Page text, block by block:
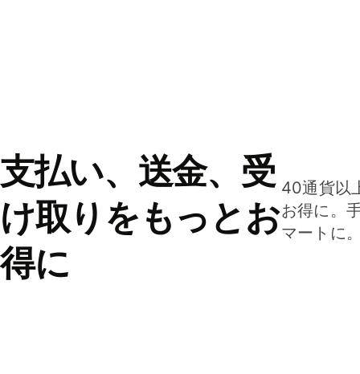
支払い、送金、受
け取りをもっとお
得に
40通貨以
お得に。
マートに